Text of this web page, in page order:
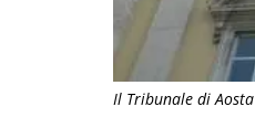
Il Tribunale di Aosta